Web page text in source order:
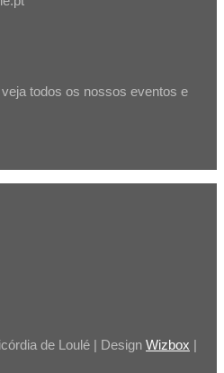
todos os nossos eventos e
de Loulé | Design Wizbox |